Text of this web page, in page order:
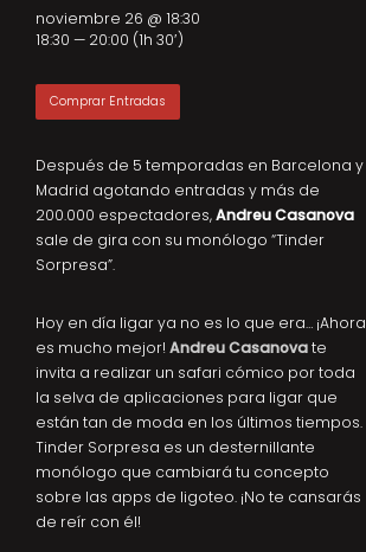
Después de 5 temporadas en Barcelona y
Madrid agotando entradas y más de
200.000 espectadores,Andreu Casanova
sale de gira con su monólogo “Tinder
Sorpresa”.
Hoy en día ligar ya no es lo que era… ¡Ahora
es mucho mejor!Andreu Casanovate
invita a realizar un safari cómico por toda
la selva de aplicaciones para ligar que
están tan de moda en los últimos tiempos.
Tinder Sorpresa es un desternillante
monólogo que cambiará tu concepto
sobre las apps de ligoteo. ¡No te cansarás
de reír con él!
noviembre 26 @ 18:30
18:30 — 20:00 (1h 30′)
Comprar Entradas